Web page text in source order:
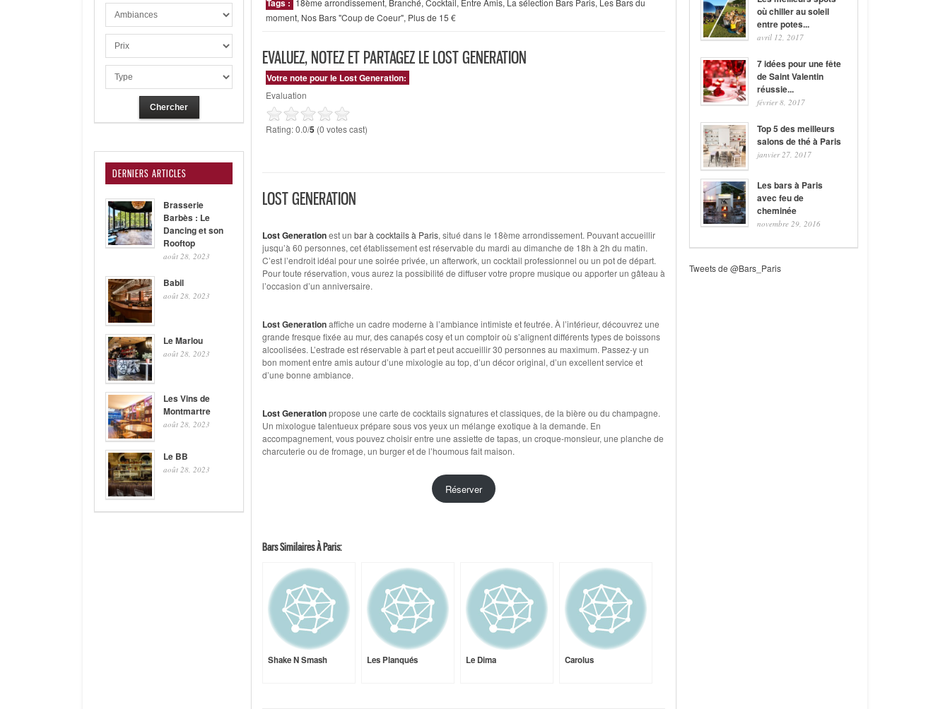
DERNIERS ARTICLES
Brasserie
Barbès : Le
Dancing et son
Rooftop
août 28, 2023
Babil
août 28, 2023
Le Marlou
août 28, 2023
Les Vins de
Montmartre
août 28, 2023
Le BB
août 28, 2023
Tags : 18ème arrondissement, Branché, Cocktail, Entre Amis, La sélection Bars Paris, Les Bars du
moment, Nos Bars "Coup de Coeur", Plus de 15 €
EVALUEZ, NOTEZ ET PARTAGEZ LE LOST GENERATION
Votre note pour le Lost Generation:
Evaluation
Rating: 0.0/5 (0 votes cast)
LOST GENERATION
Lost Generationest un bar à cocktails à Paris, situé dans le 18ème arrondissement. Pouvant accueillir
jusqu’à 60 personnes, cet établissement est réservable du mardi au dimanche de 18h à 2h du matin.
C’est l’endroit idéal pour une soirée privée, un afterwork, un cocktail professionnel ou un pot de départ.
Pour toute réservation, vous aurez la possibilité de diffuser votre propre musique ou apporter un gâteau à
l’occasion d’un anniversaire.
Lost Generationaffiche un cadre moderne à l’ambiance intimiste et feutrée. À l’intérieur, découvrez une
grande fresque fixée au mur, des canapés cosy et un comptoir où s’alignent différents types de boissons
alcoolisées. L’estrade est réservable à part et peut accueillir 30 personnes au maximum. Passez-y un
bon moment entre amis autour d’une mixologie au top, d’un décor original, d’un excellent service et
d’une bonne ambiance.
Lost Generationpropose une carte de cocktails signatures et classiques, de la bière ou du champagne.
Un mixologue talentueux prépare sous vos yeux un mélange exotique à la demande. En
accompagnement, vous pouvez choisir entre une assiette de tapas, un croque-monsieur, une planche de
charcuterie ou de fromage, un burger et de l’houmous fait maison.
Réserver
Bars Similaires À Paris:
Shake N Smash Les Planqués Le Dima Carolus
où chiller au soleil
entre potes...
avril 12, 2017
7 idées pour une fête
de Saint Valentin
réussie...
février 8, 2017
Top 5 des meilleurs
salons de thé à Paris
janvier 27, 2017
Les bars à Paris
avec feu de
cheminée
novembre 29, 2016
Tweets de @Bars_Paris